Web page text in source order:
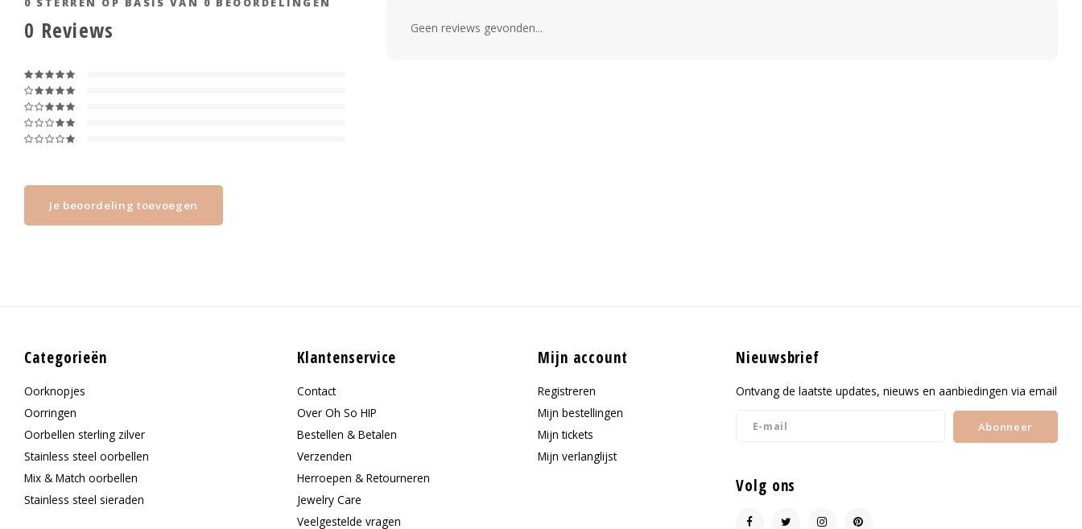
0 STERREN OP BASIS VAN 0 BEOORDELINGEN
0 Reviews
Je beoordeling toevoegen
Geen reviews gevonden...
Categorieën
Oorknopjes
Oorringen
Oorbellen sterling zilver
Stainless steel oorbellen
Mix & Match oorbellen
Stainless steel sieraden
Klantenservice
Contact
Over Oh So HIP
Bestellen & Betalen
Verzenden
Herroepen & Retourneren
Jewelry Care
Veelgestelde vragen
Mijn account
Registreren
Mijn bestellingen
Mijn tickets
Mijn verlanglijst
Nieuwsbrief
Ontvang de laatste updates, nieuws en aanbiedingen via email
Abonneer
Volg ons